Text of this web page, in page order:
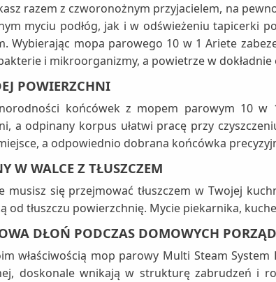
razem z czworonożnym przyjacielem, na
myciu podłóg, jak i w odświeżeniu tapicerki
Wybierając mopa parowego 10 w 1 Ariete
i mikroorganizmy, a powietrze w
POWIERZCHNI
końcówek z mopem parowym 10 w
a odpinany korpus ułatwi pracę przy
a odpowiednio dobrana końcówka
W WALCE Z TŁUSZCZEM
musisz się przejmować tłuszczem w Twojej
od tłuszczu powierzchnię. Mycie piekarnika,
DŁOŃ PODCZAS DOMOWYCH
właściwością mop parowy Multi Steam
doskonale wnikają w strukturę zabrudzeń i